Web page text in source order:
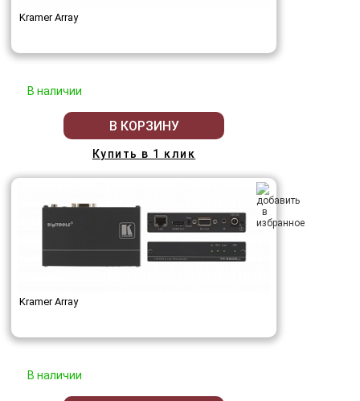
Kramer Array
В наличии
В КОРЗИНУ
Купить в 1 клик
Kramer Array
В наличии